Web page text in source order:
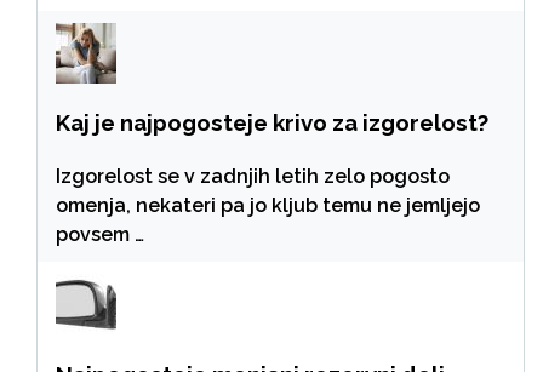
Kaj je najpogosteje krivo za izgorelost?
Izgorelost se v zadnjih letih zelo pogosto
omenja, nekateri pa jo kljub temu ne jemljejo
povsem …